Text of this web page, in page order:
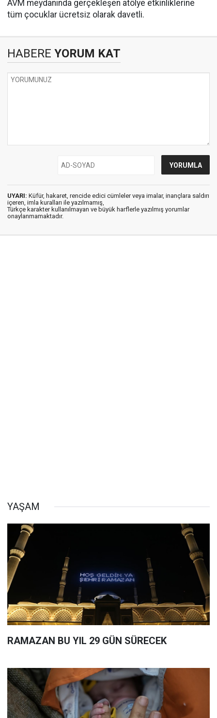
AVM meydanında gerçekleşen atölye etkinliklerine
tüm çocuklar ücretsiz olarak davetli.
HABERE YORUM KAT
UYARI: Küfür, hakaret, rencide edici cümleler veya imalar, inançlara saldırı
içeren, imla kuralları ile yazılmamış,
Türkçe karakter kullanılmayan ve büyük harflerle yazılmış yorumlar
onaylanmamaktadır.
YAŞAM
RAMAZAN BU YIL 29 GÜN SÜRECEK